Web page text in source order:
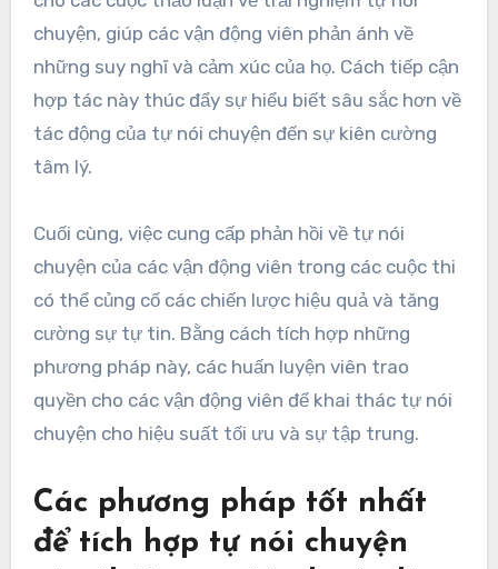
nói chuyện tiêu cực và thay thế chúng bằng các
Các huấn luyện viên nên khuyến khích thực hành
tập hình dung, nơi các vận động viên tưởng
tượng những màn biểu diễn thành công trong khi
sử dụng các cụm từ tích cực.
Ngoài ra, các huấn luyện viên có thể tạo điều kiện
cho các cuộc thảo luận về trải nghiệm tự nói
chuyện, giúp các vận động viên phản ánh về
hợp tác này thúc đẩy sự hiểu biết sâu sắc hơn về
tác động của tự nói chuyện đến sự kiên cường
tâm lý.